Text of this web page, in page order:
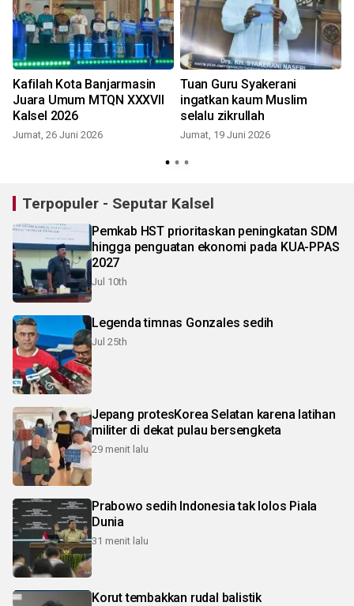
Kafilah Kota Banjarmasin
Juara Umum MTQN XXXVII
Kalsel 2026
Jumat, 26 Juni 2026
Tuan Guru Syakerani
ingatkan kaum Muslim
selalu zikrullah
Jumat, 19 Juni 2026
Terpopuler - Seputar Kalsel
Pemkab HST prioritaskan peningkatan SDM
hingga penguatan ekonomi pada KUA-PPAS
2027
Jul 10th
Legenda timnas Gonzales sedih
Jul 25th
Jepang protesKorea Selatan karena latihan
militer di dekat pulau bersengketa
29 menit lalu
Prabowo sedih Indonesia tak lolos Piala
Dunia
31 menit lalu
Korut tembakkan rudal balistik